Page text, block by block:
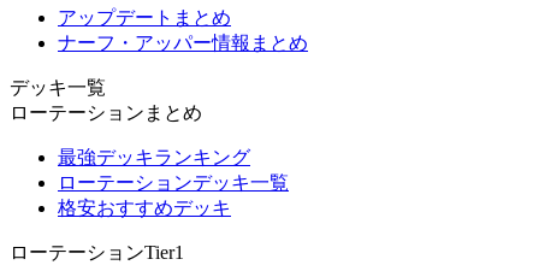
アップデートまとめ
ナーフ・アッパー情報まとめ
デッキ一覧
ローテーションまとめ
最強デッキランキング
ローテーションデッキ一覧
格安おすすめデッキ
ローテーションTier1